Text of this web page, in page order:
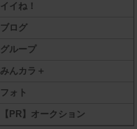
イイね！
ブログ
グループ
みんカラ＋
フォト
【PR】オークション